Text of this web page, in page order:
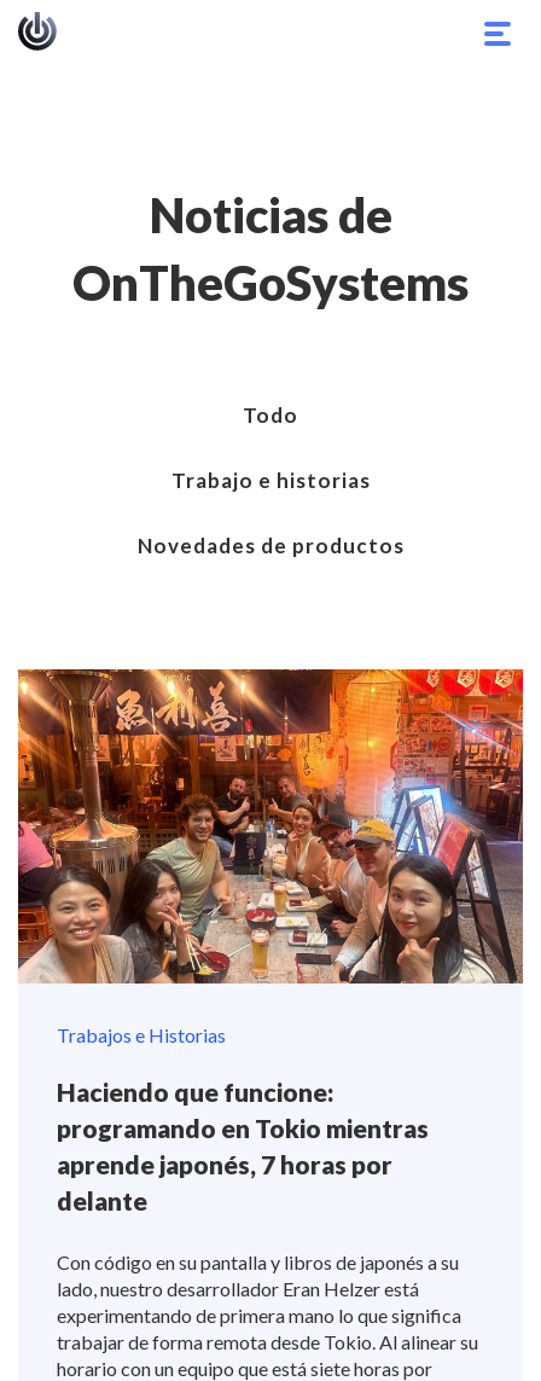
Noticias de
OnTheGoSystems
Todo
Trabajo e historias
Novedades de productos
Trabajos e Historias
Haciendo que funcione:
programando en Tokio mientras
aprende japonés, 7 horas por
delante
Con código en su pantalla y libros de japonés a su
lado, nuestro desarrollador Eran Helzer está
experimentando de primera mano lo que significa
trabajar de forma remota desde Tokio. Al alinear su
horario con un equipo que está siete horas por